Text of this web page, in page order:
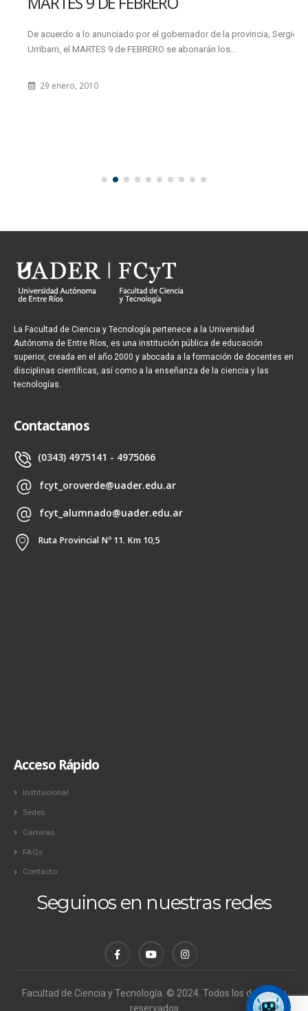
De acuerdo a lo anunciado por el gobernador de la provincia, Sergio
Urribarri, el MARTES 9 de FEBRERO se abonarán los...
29 enero, 2010
La Facultad de Ciencia y Tecnología pertenece a la Universidad
Autónoma de Entre Ríos, es una institución pública de educación
superior, creada en el año 2000 y abocada a la formación de docentes en
disciplinas científicas, así como a la enseñanza de la ciencia y las
tecnologías.
Contactanos
(0343) 4975141 - 4975066
fcyt_oroverde@uader.edu.ar
fcyt_alumnado@uader.edu.ar
Ruta Provincial Nº 11. Km 10,5
Acceso Rápido
Institucional
Sedes
Carreras
FAQs
Contacto
Seguinos en nuestras redes
Facultad de Ciencia y Tecnología. © 2024. Todos los derechos
reservados